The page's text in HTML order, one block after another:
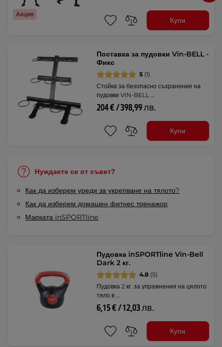
Акция
Купи
Поставка за пудовки Vin-BELL -
Фикс
5 (1)
Стойка за безопасно съхранение на
пудовки VIN-BELL …
204 € / 398,99 лв.
Купи
Нуждаете се от съвет?
Как да изберем уреди за укрепване на тялото?
Как да изберем домашен фитнес тренажор
Марката inSPORTline
Пудовка inSPORTline Vin-Bell
Dark 2 кг.
4.8 (5)
Пудовка 2 кг. за упражнения на цялото
тяло в …
6,15 € / 12,03 лв.
Купи